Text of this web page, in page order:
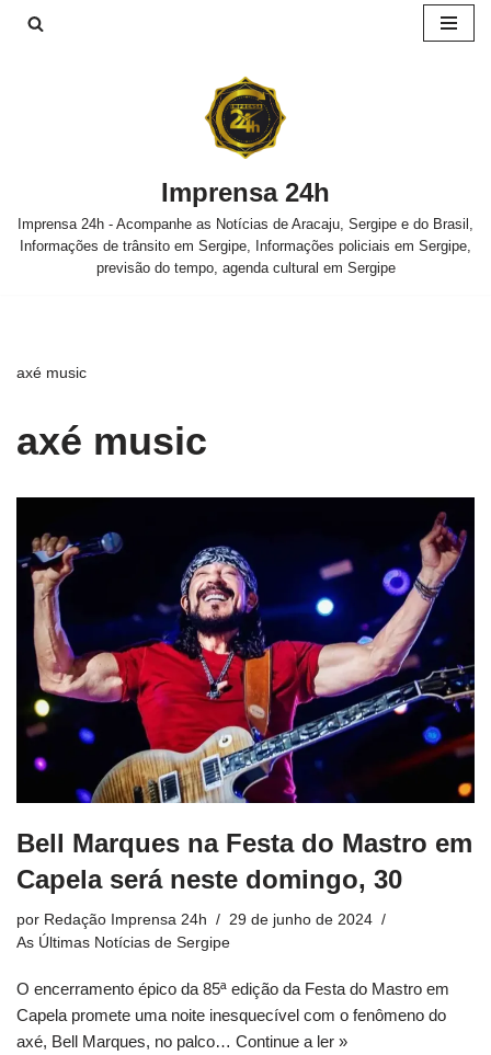
Imprensa 24h
Imprensa 24h - Acompanhe as Notícias de Aracaju, Sergipe e do Brasil,
Informações de trânsito em Sergipe, Informações policiais em Sergipe,
previsão do tempo, agenda cultural em Sergipe
axé music
axé music
Bell Marques na Festa do Mastro em
Capela será neste domingo, 30
por Redação Imprensa 24h
29 de junho de 2024
As Últimas Notícias de Sergipe
O encerramento épico da 85ª edição da Festa do Mastro em
Capela promete uma noite inesquecível com o fenômeno do
axé, Bell Marques, no palco… Continue a ler »